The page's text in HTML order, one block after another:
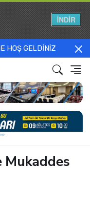
HOŞ GELDİNİZ
Mukaddes
İNDİR